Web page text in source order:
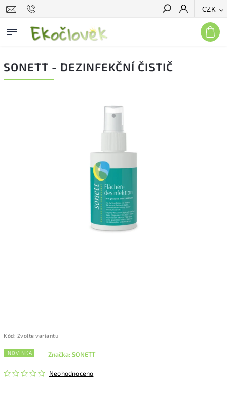
CZK
Hledat
SONETT - DEZINFEKČNÍ ČISTIČ
Kód: Zvolte variantu
NOVINKA
Neohodnoceno
Značka:SONETT